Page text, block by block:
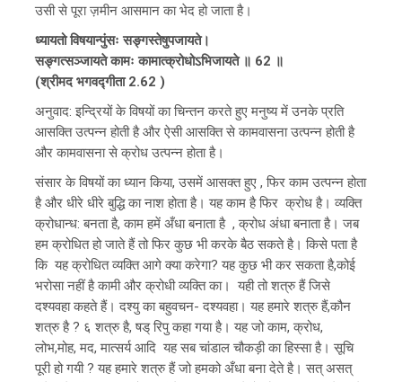
उसी से पूरा ज़मीन आसमान का भेद हो जाता है।
ध्यायतो विषयान्पुंसः सङ्गस्तेषुपजायते।
सङ्गत्सञ्जायते कामः कामात्क्रोधोऽभिजायते ॥ 62 ॥
(श्रीमद भगवद्गीता 2.62 )
अनुवाद: इन्द्रियों के विषयों का चिन्तन करते हुए मनुष्य में उनके प्रति
आसक्ति उत्पन्न होती है और ऐसी आसक्ति से कामवासना उत्पन्न होती है
और कामवासना से क्रोध उत्पन्न होता है।
संसार के विषयों का ध्यान किया, उसमें आसक्त हुए , फिर काम उत्पन्न होता
है और धीरे धीरे बुद्धि का नाश होता है। यह काम है फिर क्रोध है। व्यक्ति
क्रोधान्ध: बनता है, काम हमें अँधा बनाता है , क्रोध अंधा बनाता है। जब
हम क्रोधित हो जाते हैं तो फिर कुछ भी करके बैठ सकते है। किसे पता है
कि यह क्रोधित व्यक्ति आगे क्या करेगा? यह कुछ भी कर सकता है,कोई
भरोसा नहीं है कामी और क्रोधी व्यक्ति का। यही तो शत्रु हैं जिसे
दश्यवहा कहते हैं। दश्यु का बहुवचन- दश्यवहा। यह हमारे शत्रु हैं,कौन
शत्रु है ? ६ शत्रु है, षड् रिपु कहा गया है। यह जो काम, क्रोध,
लोभ,मोह, मद, मात्सर्य आदि यह सब चांडाल चौकड़ी का हिस्सा है। सूचि
पूरी हो गयी ? यह हमारे शत्रु हैं जो हमको अँधा बना देते है। सत् असत्